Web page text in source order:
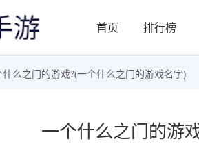
首页 排行榜
么之门的游戏?(一个什么之门的游戏名字)
一个什么之门的游